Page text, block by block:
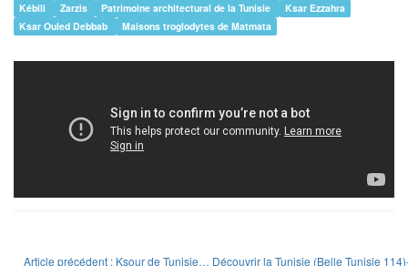
Kébili
Zarzis Patrimoine architectural de la Tunisie
Ksar Ezzahra
Ksar Ouled Debbab
Maisons troglodytes de Matmata
Article précédent : Ksour de Tunisie… Découvrir la Tunisie (Belle Tunisie